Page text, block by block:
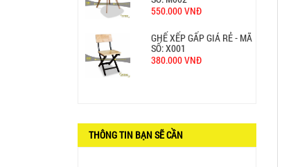
550.000 VNĐ
GHẾ XẾP GẤP GIÁ RẺ - MÃ
SỐ: X001
380.000 VNĐ
THÔNG TIN BẠN SẼ CẦN